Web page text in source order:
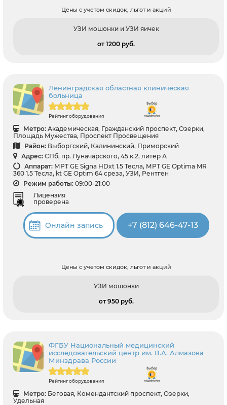
Цены с учетом скидок, льгот и акций
УЗИ мошонки и УЗИ яичек
от 1200 pуб.
Ленинградская областная клиническая
больница
Рейтинг оборудования
Метро: Академическая, Гражданский проспект, Озерки,
Площадь Мужества, Проспект Просвещения
Район: Выборгский, Калининский, Приморский
Адрес: СПб, пр. Луначарского, 45 к.2, литер А
Аппарат: МРТ GE Signa HDxt 1.5 Тесла, МРТ GE Optima MR
360 1.5 Тесла, kt GE Optim 64 среза, УЗИ, Рентген
Режим работы: 09:00-21:00
Лицензия
проверена
Онлайн запись +7 (812) 646-47-13
Цены с учетом скидок, льгот и акций
УЗИ мошонки
от 950 pуб.
ФГБУ Национальный медицинский
исследовательский центр им. В.А. Алмазова
Минздрава России
Рейтинг оборудования
Метро: Беговая, Комендантский проспект, Озерки,
Удельная